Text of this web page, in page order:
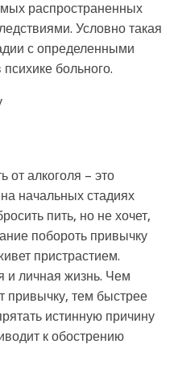
распространенных
Условно такая
с определенными
больного.
от алкоголя – это
начальных стадиях
пить, но не хочет,
побороть привычку
пристрастием.
и личная жизнь. Чем
привычку, тем быстрее
истинную причину
к обострению